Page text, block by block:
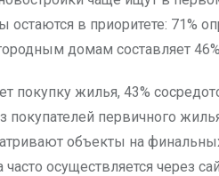
остаются в приоритете: 71%
домам составляет
покупку жилья, 43%
покупателей первичного
объекты на
осуществляется через